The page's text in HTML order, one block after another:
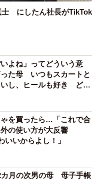
日午後1時から東京都
ら商品1冊お渡し、3冊
ーショット撮影1回
）。
サイトはこちら
士 にしたん社長がTikTok
よね」ってどういう意
た母 いつもスカートと
いし、ヒールも好き どの
を買ったら…「これで合
の使い方が大反響
いいからよし！」
カ月の次男の母 母子手帳